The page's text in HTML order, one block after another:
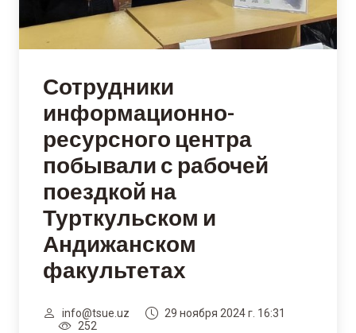
Сотрудники
информационно-
ресурсного центра
побывали с рабочей
поездкой на
Турткульском и
Андижанском
факультетах
info@tsue.uz
29 ноября 2024 г. 16:31
252